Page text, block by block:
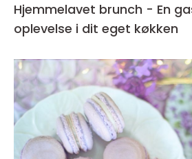
Hjemmelavet brunch - En
oplevelse i dit eget køkken